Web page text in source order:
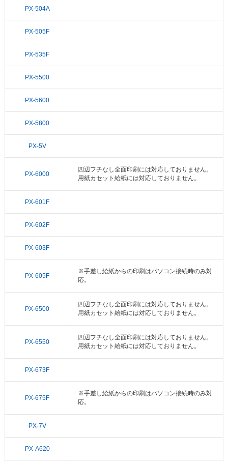
PX-504A
PX-505F
PX-535F
PX-5500
PX-5600
PX-5800
PX-5V
PX-6000
四辺フチなし全面印刷には対応しておりません。
用紙カセット給紙には対応しておりません。
PX-601F
PX-602F
PX-603F
PX-605F
※手差し給紙からの印刷はパソコン接続時のみ対
応。
PX-6500
四辺フチなし全面印刷には対応しておりません。
用紙カセット給紙には対応しておりません。
PX-6550
四辺フチなし全面印刷には対応しておりません。
用紙カセット給紙には対応しておりません。
PX-673F
PX-675F
※手差し給紙からの印刷はパソコン接続時のみ対
応。
PX-7V
PX-A620